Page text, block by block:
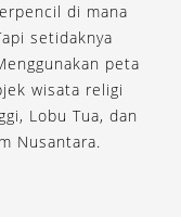
di mana
setidaknya
peta
wisata religi
Lobu Tua, dan
Nusantara.